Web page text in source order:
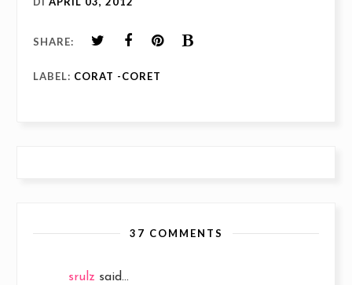
SHARE:
LABEL: CORAT -CORET
37 COMMENTS
srulz said...